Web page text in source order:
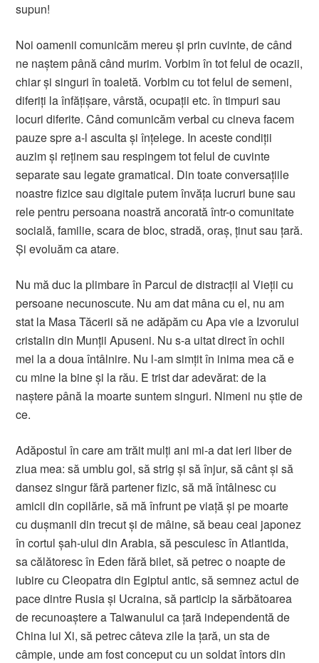
supun!
Noi oamenii comunicăm mereu și prin cuvinte, de când
ne naștem până când murim. Vorbim în tot felul de ocazii,
chiar și singuri în toaletă. Vorbim cu tot felul de semeni,
diferiți la înfățișare, vârstă, ocupații etc. în timpuri sau
locuri diferite. Când comunicăm verbal cu cineva facem
pauze spre a-l asculta și înțelege. In aceste condiții
auzim și reținem sau respingem tot felul de cuvinte
separate sau legate gramatical. Din toate conversațiile
noastre fizice sau digitale putem învăța lucruri bune sau
rele pentru persoana noastră ancorată într-o comunitate
socială, familie, scara de bloc, stradă, oraș, ținut sau țară.
Și evoluăm ca atare.
Nu mă duc la plimbare în Parcul de distracții al Vieții cu
persoane necunoscute. Nu am dat mâna cu el, nu am
stat la Masa Tăcerii să ne adăpăm cu Apa vie a Izvorului
cristalin din Munții Apuseni. Nu s-a uitat direct în ochii
mei la a doua întâlnire. Nu l-am simțit în inima mea că e
cu mine la bine și la rău. E trist dar adevărat: de la
naștere până la moarte suntem singuri. Nimeni nu știe de
ce.
Adăpostul în care am trăit mulți ani mi-a dat ieri liber de
ziua mea: să umblu gol, să strig și să înjur, să cânt și să
dansez singur fără partener fizic, să mă întâlnesc cu
amicii din copilărie, să mă înfrunt pe viață și pe moarte
cu dușmanii din trecut și de mâine, să beau ceai japonez
în cortul șah-ului din Arabia, să pescuiesc în Atlantida,
sa călătoresc în Eden fără bilet, să petrec o noapte de
iubire cu Cleopatra din Egiptul antic, să semnez actul de
pace dintre Rusia și Ucraina, să particip la sărbătoarea
de recunoaștere a Taiwanului ca țară independentă de
China lui Xi, să petrec câteva zile la țară, un sta de
câmpie, unde am fost conceput cu un soldat întors din